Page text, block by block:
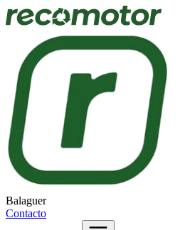
Balaguer
Contacto